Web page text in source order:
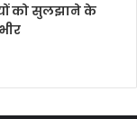
को सुलझाने के